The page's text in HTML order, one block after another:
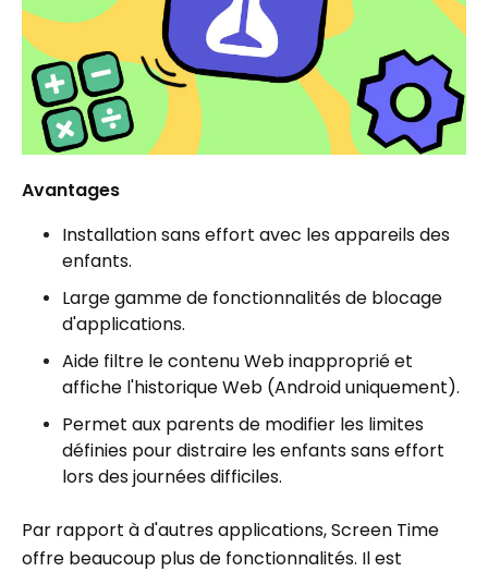
Avantages
Installation sans effort avec les appareils des
enfants.
Large gamme de fonctionnalités de blocage
d'applications.
Aide filtre le contenu Web inapproprié et
affiche l'historique Web (Android uniquement).
Permet aux parents de modifier les limites
définies pour distraire les enfants sans effort
lors des journées difficiles.
Par rapport à d'autres applications, Screen Time
offre beaucoup plus de fonctionnalités. Il est